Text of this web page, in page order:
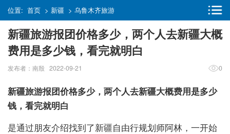
位置: 首页 > 新疆 > 乌鲁木齐旅游
新疆旅游报团价格多少，两个人去新疆大概
费用是多少钱，看完就明白
发布者：南殷 2022-09-21 0
新疆旅游报团价格多少，两个人去新疆大概费用是多少
钱，看完就明白
是通过朋友介绍找到了新疆自由行规划师阿林，一开始